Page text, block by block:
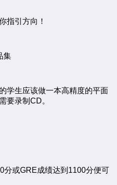
指引方向！
集
学生应该做一本高精度的平面
要录制CD。
分或GRE成绩达到1100分便可